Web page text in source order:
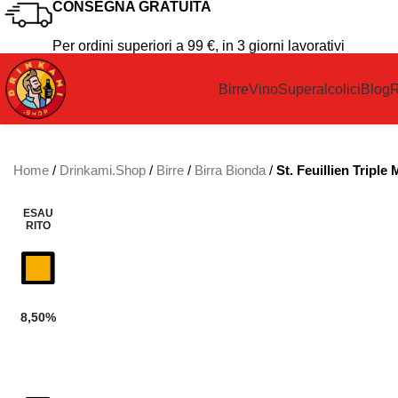
CONSEGNA GRATUITA
Per ordini superiori a 99 €, in 3 giorni lavorativi
BirreVinoSuperalcoliciBlog
Home / Drinkami.Shop / Birre / Birra Bionda / St. Feuillien Triple
ESAU
RITO
8,50%